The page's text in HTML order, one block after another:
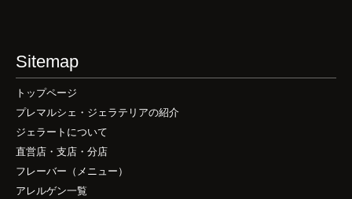
Sitemap
トップページ
プレマルシェ・ジェラテリアの紹介
ジェラートについて
直営店・支店・分店
フレーバー（メニュー）
アレルゲン一覧